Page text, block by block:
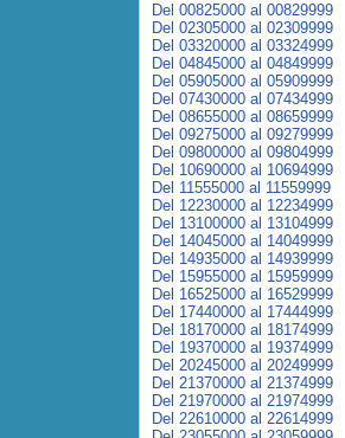
Del 00825000 al 00829999
Del 02305000 al 02309999
Del 03320000 al 03324999
Del 04845000 al 04849999
Del 05905000 al 05909999
Del 07430000 al 07434999
Del 08655000 al 08659999
Del 09275000 al 09279999
Del 09800000 al 09804999
Del 10690000 al 10694999
Del 11555000 al 11559999
Del 12230000 al 12234999
Del 13100000 al 13104999
Del 14045000 al 14049999
Del 14935000 al 14939999
Del 15955000 al 15959999
Del 16525000 al 16529999
Del 17440000 al 17444999
Del 18170000 al 18174999
Del 19370000 al 19374999
Del 20245000 al 20249999
Del 21370000 al 21374999
Del 21970000 al 21974999
Del 22610000 al 22614999